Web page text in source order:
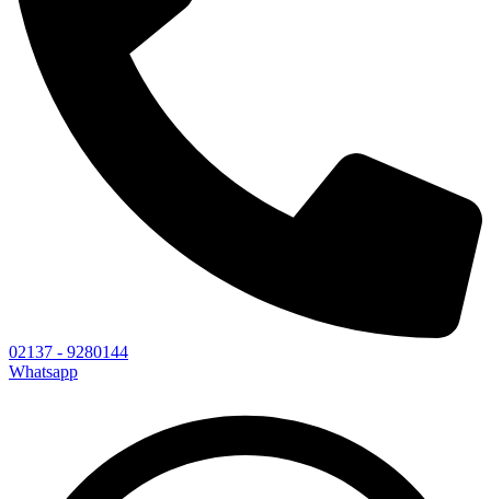
02137 - 9280144
Whatsapp